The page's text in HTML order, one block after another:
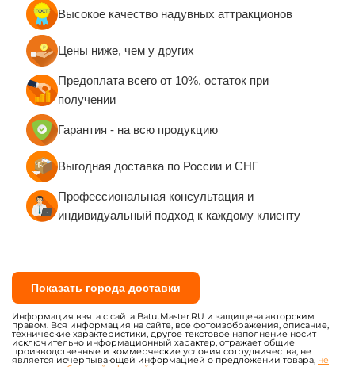
Высокое качество надувных аттракционов
Цены ниже, чем у других
Предоплата всего от 10%, остаток при
получении
Гарантия - на всю продукцию
Выгодная доставка по России и СНГ
Профессиональная консультация и
индивидуальный подход к каждому клиенту
Показать города доставки
Информация взята с сайта BatutMaster.RU и защищена авторским
правом. Вся информация на сайте, все фотоизображения, описание,
технические характеристики, другое текстовое наполнение носит
исключительно информационный характер, отражает общие
производственные и коммерческие условия сотрудничества, не
является исчерпывающей информацией о предложении товара, не